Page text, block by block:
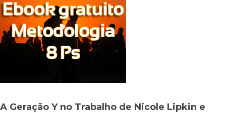
A Geração Y no Trabalho de Nicole Lipkin e